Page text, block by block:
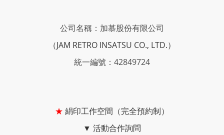
公司名稱：加慕股份有限公司
（JAM RETRO INSATSU CO., LTD.）
統一編號：42849724
★ 絹印工作空間（完全預約制）
▼ 活動合作詢問